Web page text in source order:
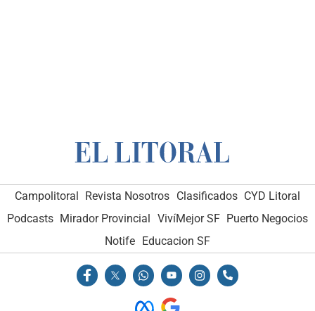
Campolitoral Revista Nosotros Clasificados CYD Litoral
Podcasts Mirador Provincial VivíMejor SF Puerto Negocios
Notife
Educacion SF